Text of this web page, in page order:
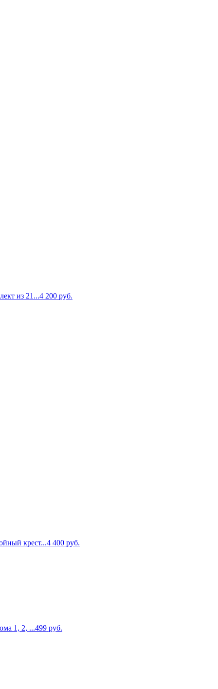
из 21...4 200 руб.
крест...4 400 руб.
1, 2, ...499 руб.